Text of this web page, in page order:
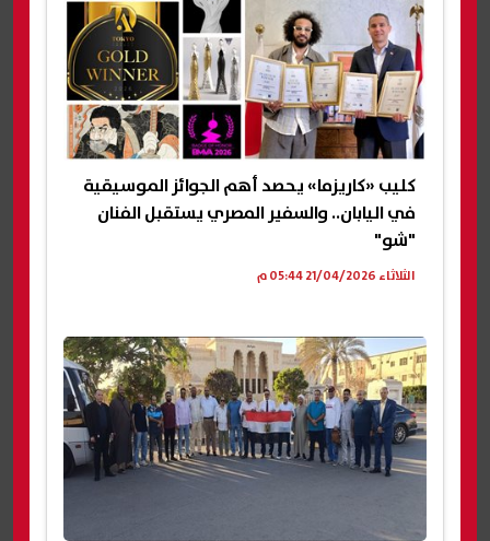
كليب «كاريزما» يحصد أهم الجوائز الموسيقية
في اليابان.. والسفير المصري يستقبل الفنان
"شو"
الثلاثاء 21/04/2026 05:44 م